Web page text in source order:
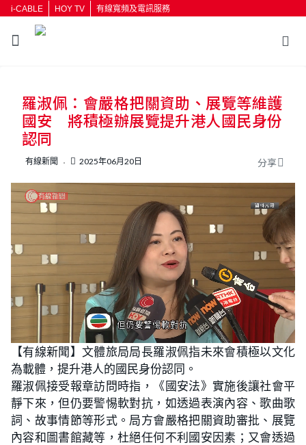
i-CABLE HOY TV 有線寬頻及電訊服務
按輸入鍵開始搜尋
羅淑佩：會嚴格把關資助、展覽等維護
國安 將積極辦展覽提升港人國民身份
認同
有線新聞 2025年06月20日 分享
U
n
m
t
e
L
o
a
d
e
d
:
5
5
.
1
0
%
【有線新聞】文體旅局局長羅淑佩指未來會積極以文化
為載體，提升港人的國民身份認同。
羅淑佩接受報章訪問時指，《國安法》實施後讓社會平
靜下來，但仍要警惕軟對抗，如透過表演內容、歌曲歌
詞、故事情節等形式。局方會嚴格把關資助審批、展覽
內容和圖書館藏等，杜絕任何不利國安因素；又會透過